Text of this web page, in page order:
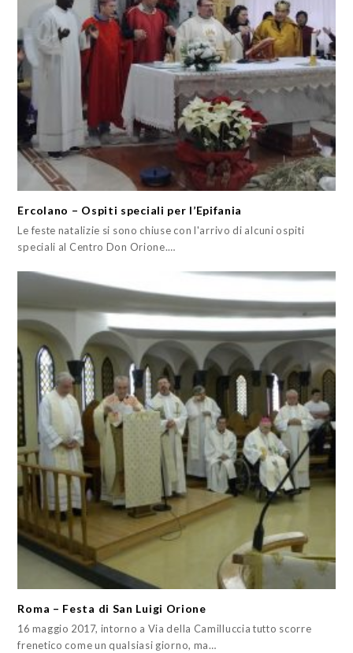
Ercolano – Ospiti speciali per l’Epifania
Le feste natalizie si sono chiuse con l'arrivo di alcuni ospiti
speciali al Centro Don Orione.…
Roma – Festa di San Luigi Orione
16 maggio 2017, intorno a Via della Camilluccia tutto scorre
frenetico come un qualsiasi giorno, ma…